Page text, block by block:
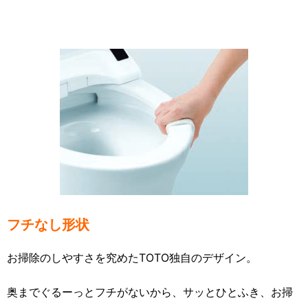
フチなし形状
お掃除のしやすさを究めたTOTO独自のデザイン。
奥までぐるーっとフチがないから、サッとひとふき、お掃